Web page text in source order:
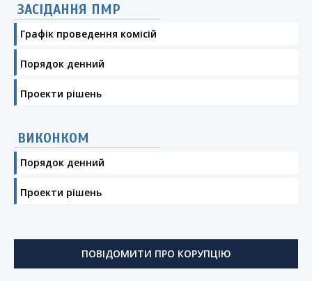
ЗАСІДАННЯ ПМР
Графік проведення комісій
Порядок денний
Проекти рішень
ВИКОНКОМ
Порядок денний
Проекти рішень
ПОВІДОМИТИ ПРО КОРУПЦІЮ